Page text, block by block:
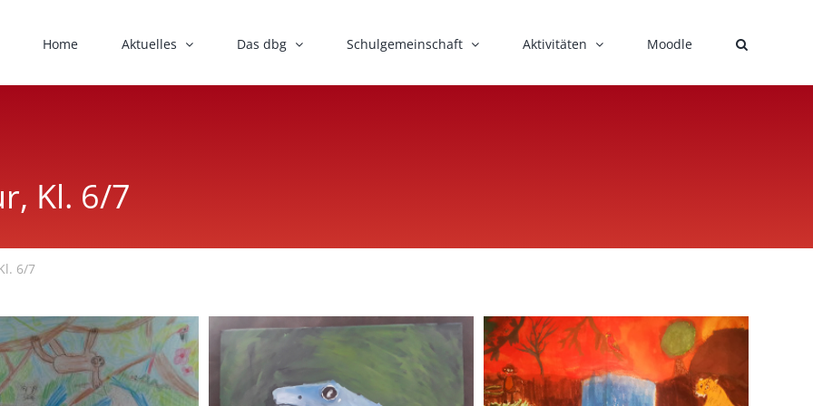
Home Aktuelles Das dbg Schulgemeinschaft Aktivitäten Moodle
Kl. 6/7
6/7